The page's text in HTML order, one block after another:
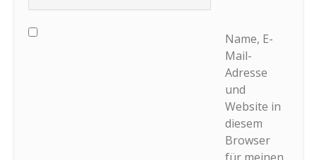
Name, E-
Mail-
Adresse
und
Website in
diesem
Browser